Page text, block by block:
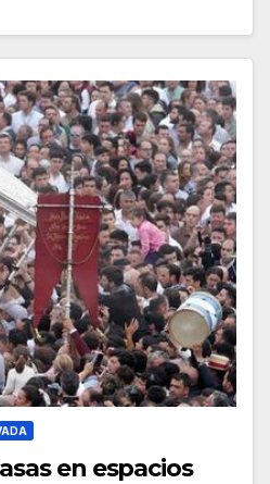
en espacios